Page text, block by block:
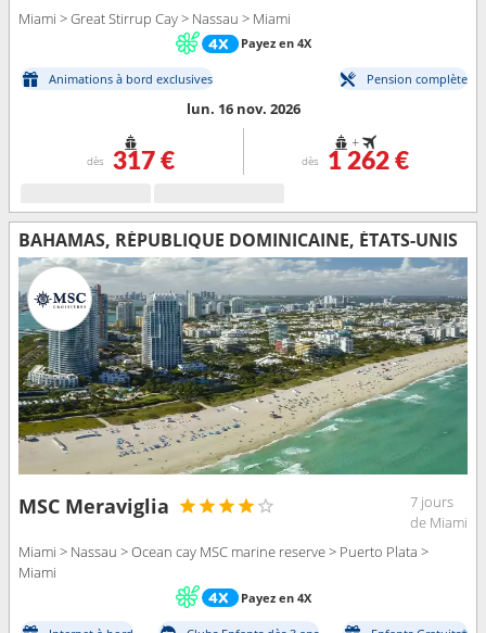
Miami > Great Stirrup Cay > Nassau > Miami
Payez en 4X
Animations à bord exclusives Pension complète
lun. 16 nov. 2026
dès 317 €
+
dès 1 262 €
BAHAMAS, RÉPUBLIQUE DOMINICAINE, ÉTATS-UNIS
MSC Meraviglia
7 jours
de Miami
Miami > Nassau > Ocean cay MSC marine reserve > Puerto Plata >
Miami
Payez en 4X